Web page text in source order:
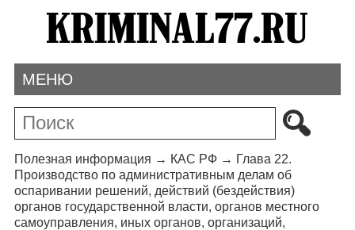
МЕНЮ
Полезная информация → КАС РФ→ Глава 22.
Производство по административным делам об
оспаривании решений, действий (бездействия)
органов государственной власти, органов местного
самоуправления, иных органов, организаций,